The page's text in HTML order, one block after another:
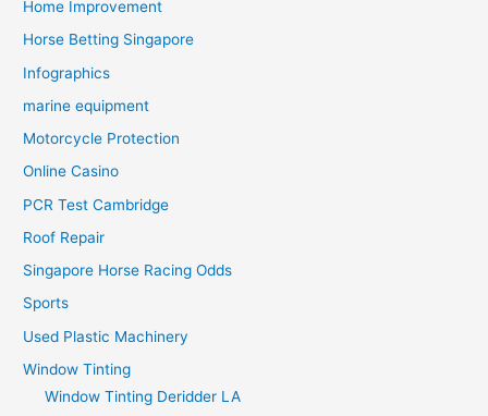
Home Improvement
Horse Betting Singapore
Infographics
marine equipment
Motorcycle Protection
Online Casino
PCR Test Cambridge
Roof Repair
Singapore Horse Racing Odds
Sports
Used Plastic Machinery
Window Tinting
Window Tinting Deridder LA